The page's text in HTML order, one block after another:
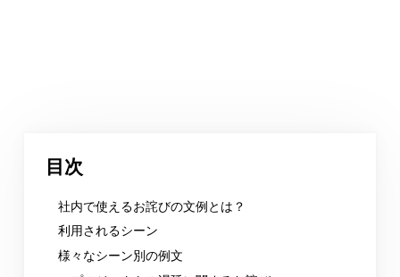
目次
社内で使えるお詫びの文例とは？
利用されるシーン
様々なシーン別の例文